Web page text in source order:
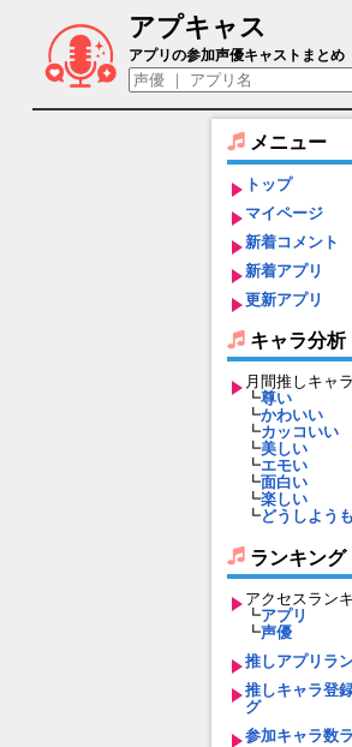
アプキャス
アグラヴェイン（声優
アプリの参加声優キャストまとめ
メニュー
トップ
マイページ
新着コメント
新着アプリ
更新アプリ
キャラ分析
月間推しキャラ
┗尊い
┗かわいい
┗カッコいい
┗美しい
┗エモい
┗面白い
┗楽しい
┗どうしよう
ランキング
アクセスラン
┗アプリ
┗声優
推しアプリラ
推しキャラ登
グ
参加キャラ数